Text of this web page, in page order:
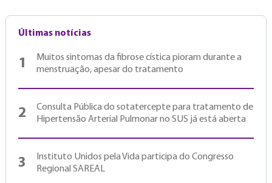
Últimas notícias
1
Muitos sintomas da fibrose cística pioram durante a
menstruação, apesar do tratamento
2
Consulta Pública do sotatercepte para tratamento de
Hipertensão Arterial Pulmonar no SUS já está aberta
3
Instituto Unidos pela Vida participa do Congresso
Regional SAREAL